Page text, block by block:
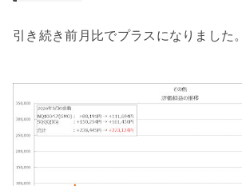
引き続き前月比でプラスになりました。